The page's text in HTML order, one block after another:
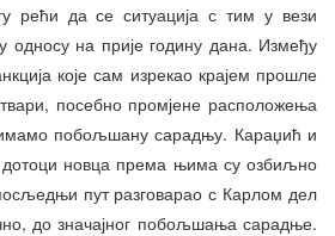
рећи да се ситуација с тим у вези
односу на прије годину дана. Између
које сам изрекао крајем прошле
посебно промјене расположења
побољшану сарадњу. Караџић и
новца према њима су озбиљно
пут разговарао с Карлом дел
до значајног побољшања сарадње.